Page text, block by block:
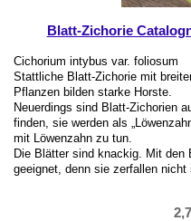
Blatt-Zichorie
Cichorium intybus var. foliosum
Stattliche Blatt-Zichorie mit
Pflanzen bilden starke Horste.
Neuerdings sind Blatt-Zichorien
finden, sie werden als
mit Löwenzahn zu tun.
Die Blätter sind knackig. Mit den
geeignet, denn sie zerfallen nicht